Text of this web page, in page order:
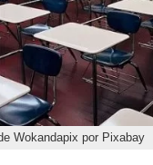
Wokandapix por Pixabay